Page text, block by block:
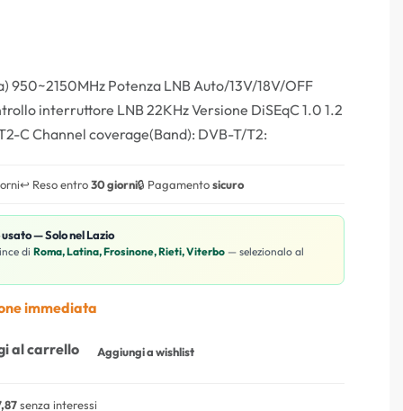
950~2150MHz Potenza LNB Auto/13V/18V/OFF
interruttore LNB 22KHz Versione DiSEqC 1.0 1.2
C Channel coverage(Band): DVB-T/T2:
↩️ Reso entro30 giorni🔒 Pagamentosicuro
— Solo nel Lazio
di Roma, Latina, Frosinone, Rieti, Viterbo — selezionalo al
immediata
al carrello Aggiungi a wishlist
senza interessi